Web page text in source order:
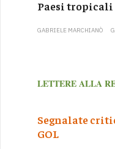
Paesi tropicali
GABRIELE MARCHIANÒ
LETTERE ALLA
Segnalate
GOL